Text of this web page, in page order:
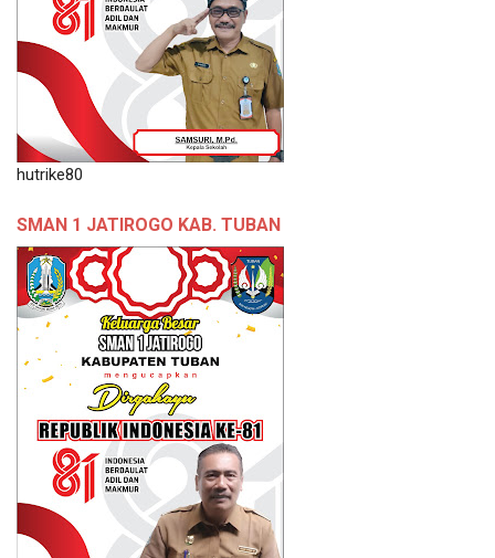
hutrike80
SMAN 1 JATIROGO KAB. TUBAN